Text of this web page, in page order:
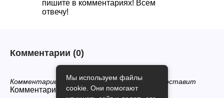
пишите в комментариях! Всем
отвечу!
Комментарии (0)
Комментариев нет, будьте первым кто его оставит
Комментарии закрыты.
Мы используем файлы
cookie. Они помогают